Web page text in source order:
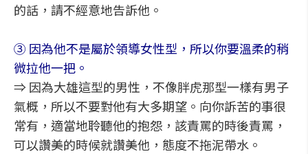
的話，請不經意地告訴他。
③ 因為他不是屬於領導女性型，所以你要溫柔的稍
微拉他一把。
⇒ 因為大雄這型的男性，不像胖虎那型一樣有男子
氣概，所以不要對他有大多期望。向你訴苦的事很
常有，適當地聆聽他的抱怨，該責罵的時後責罵，
可以讚美的時候就讚美他，態度不拖泥帶水。